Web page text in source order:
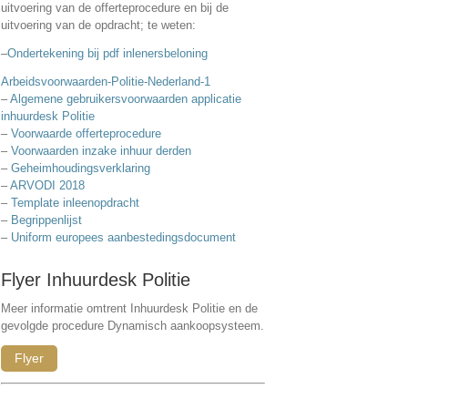
uitvoering van de offerteprocedure en bij de
uitvoering van de opdracht; te weten:
–Ondertekening bij pdf inlenersbeloning
Arbeidsvoorwaarden-Politie-Nederland-1
–Algemene gebruikersvoorwaarden applicatie
inhuurdesk Politie
– Voorwaarde offerteprocedure
– Voorwaarden inzake inhuur derden
– Geheimhoudingsverklaring
–ARVODI 2018
– Template inleenopdracht
– Begrippenlijst
– Uniform europees aanbestedingsdocument
Flyer Inhuurdesk Politie
Meer informatie omtrent Inhuurdesk Politie en de
gevolgde procedure Dynamisch aankoopsysteem.
Flyer